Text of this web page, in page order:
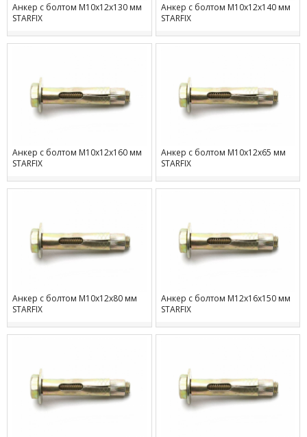
Анкер с болтом М10х12х130 мм
STARFIX
Анкер с болтом М10х12х140 мм
STARFIX
Анкер с болтом М10х12х160 мм
STARFIX
Анкер с болтом М10х12х65 мм
STARFIX
Анкер с болтом М10х12х80 мм
STARFIX
Анкер с болтом М12х16х150 мм
STARFIX